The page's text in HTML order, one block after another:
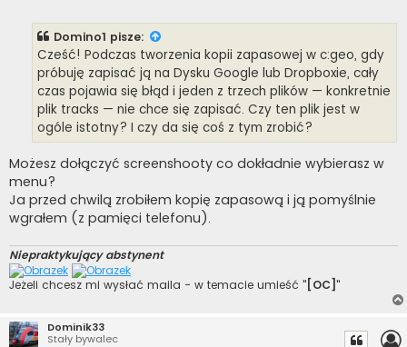
Domino1 pisze:
Cześć! Podczas tworzenia kopii zapasowej w c:geo, gdy
próbuję zapisać ją na Dysku Google lub Dropboxie, cały
czas pojawia się błąd i jeden z trzech plików — konkretnie
plik tracks — nie chce się zapisać. Czy ten plik jest w
ogóle istotny? I czy da się coś z tym zrobić?
Możesz dołączyć screenshooty co dokładnie wybierasz w
menu?
Ja przed chwilą zrobiłem kopię zapasową i ją pomyślnie
wgrałem (z pamięci telefonu).
Niepraktykujący abstynent
Jeżeli chcesz mi wysłać maila - w temacie umieść " [OC]"
Dominik33
Stały bywalec